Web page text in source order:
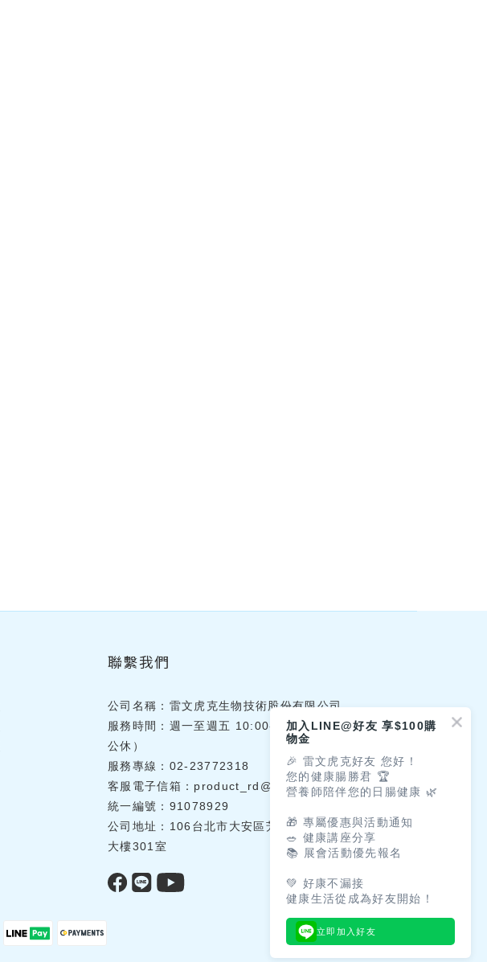
聯繫我們
公司名稱：雷文虎克生物技術股份有限公司
服務時間：週一至週五 10:00-18:00（國定假日
公休）
服務專線：02-23772318
客服電子信箱： product_rd@lwhklab.com.tw
統一編號：91078929
公司地址：106台北市大安區芳蘭路71號環境研究
大樓301室
加入LINE@好友 享$100購
物金
🎉 雷文虎克好友 您好！
您的健康腸勝君 🏆
營養師陪伴您的日腸健康 🌿
🎁 專屬優惠與活動通知
🥗 健康講座分享
📚 展會活動優先報名
💚 好康不漏接
健康生活從成為好友開始！
立即加入好友